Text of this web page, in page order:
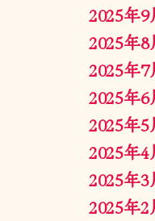
2025年9
2025年8
2025年7
2025年6
2025年5
2025年4
2025年3
2025年2